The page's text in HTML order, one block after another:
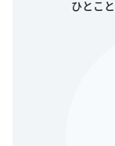
ひとこと